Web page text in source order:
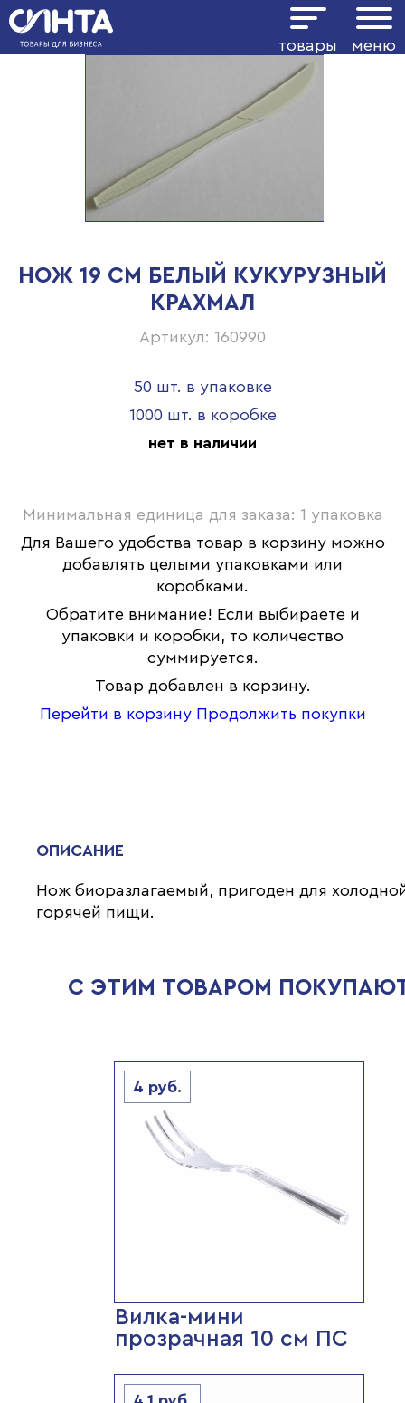
товары меню
НОЖ 19 СМ БЕЛЫЙ КУКУРУЗНЫЙ
КРАХМАЛ
Артикул: 160990
50 шт. в упаковке
1000 шт. в коробке
нет в наличии
Минимальная единица для заказа: 1 упаковка
Для Вашего удобства товар в корзину можно
добавлять целыми упаковками или
коробками.
Обратите внимание! Если выбираете и
упаковки и коробки, то количество
суммируется.
Товар добавлен в корзину.
Перейти в корзину Продолжить покупки
ОПИСАНИЕ
Нож биоразлагаемый, пригоден для
горячей пищи.
С ЭТИМ ТОВАРОМ
4 руб.
Вилка-мини
прозрачная 10 см ПС